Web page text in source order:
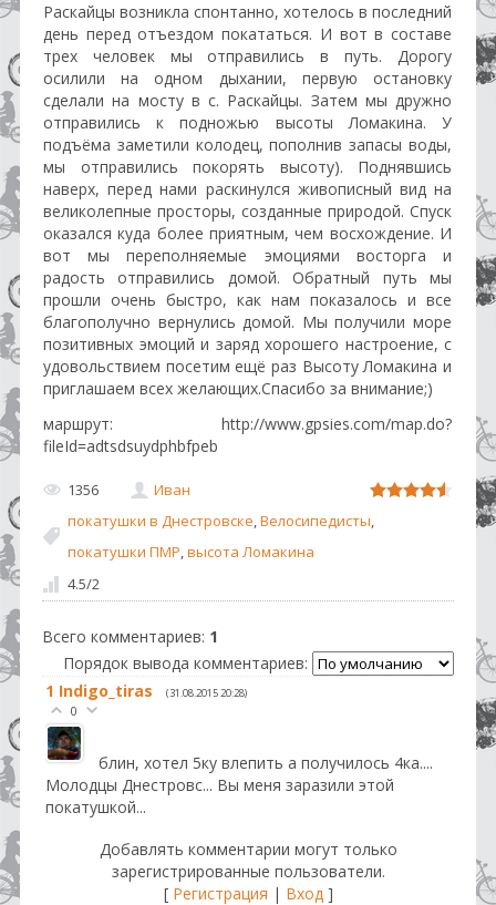
Раскайцы возникла спонтанно, хотелось в последний
день перед отъездом покататься. И вот в составе
трех человек мы отправились в путь. Дорогу
осилили на одном дыхании, первую остановку
сделали на мосту в с. Раскайцы. Затем мы дружно
отправились к подножью высоты Ломакина. У
подъёма заметили колодец, пополнив запасы воды,
мы отправились покорять высоту). Поднявшись
наверх, перед нами раскинулся живописный вид на
великолепные просторы, созданные природой. Спуск
оказался куда более приятным, чем восхождение. И
вот мы переполняемые эмоциями восторга и
радость отправились домой. Обратный путь мы
прошли очень быстро, как нам показалось и все
благополучно вернулись домой. Мы получили море
позитивных эмоций и заряд хорошего настроение, с
удовольствием посетим ещё раз Высоту Ломакина и
приглашаем всех желающих.Спасибо за внимание;)
маршрут: http://www.gpsies.com/map.do?
fileId=adtsdsuydphbfpeb
1356
Иван
покатушки в Днестровске Велосипедисты
покатушки ПМР высота Ломакина
4.5/2
Всего комментариев: 1
Порядок вывода комментариев:
1 Indigo_tiras (31.08.2015 20:28)
0
блин, хотел 5ку влепить а получилось 4ка....
Молодцы Днестровс... Вы меня заразили этой
покатушкой...
Добавлять комментарии могут только
зарегистрированные пользователи.
[ Регистрация | Вход]